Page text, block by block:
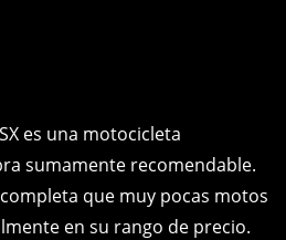
es una motocicleta
sumamente recomendable.
que muy pocas motos
en su rango de precio.